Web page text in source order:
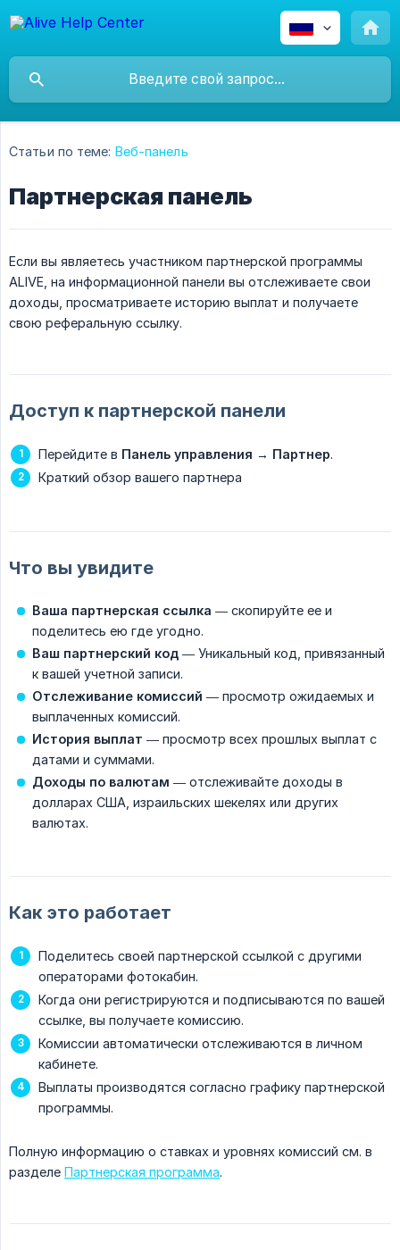
Статьи по теме: Веб-панель
Партнерская панель
Если вы являетесь участником партнерской программы
ALIVE, на информационной панели вы отслеживаете свои
доходы, просматриваете историю выплат и получаете
свою реферальную ссылку.
Доступ к партнерской панели
Перейдите в Панель управления → Партнер.
Краткий обзор вашего партнера
Что вы увидите
Ваша партнерская ссылка — скопируйте ее и
поделитесь ею где угодно.
Ваш партнерский код — Уникальный код, привязанный
к вашей учетной записи.
Отслеживание комиссий — просмотр ожидаемых и
выплаченных комиссий.
История выплат — просмотр всех прошлых выплат с
датами и суммами.
Доходы по валютам — отслеживайте доходы в
долларах США, израильских шекелях или других
валютах.
Как это работает
Поделитесь своей партнерской ссылкой с другими
операторами фотокабин.
Когда они регистрируются и подписываются по вашей
ссылке, вы получаете комиссию.
Комиссии автоматически отслеживаются в личном
кабинете.
Выплаты производятся согласно графику партнерской
программы.
Полную информацию о ставках и уровнях комиссий см. в
разделе Партнерская программа.